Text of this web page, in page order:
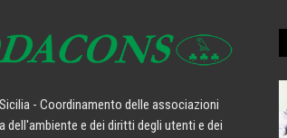
- Coordinamento delle associazioni
dell'ambiente e dei diritti degli utenti e dei